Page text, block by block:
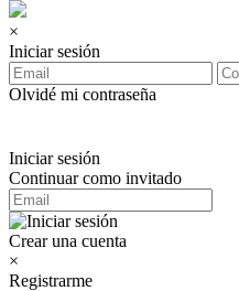
×
Iniciar sesión
Olvidé mi contraseña
Iniciar sesión
Continuar como invitado
Crear una cuenta
×
Registrarme